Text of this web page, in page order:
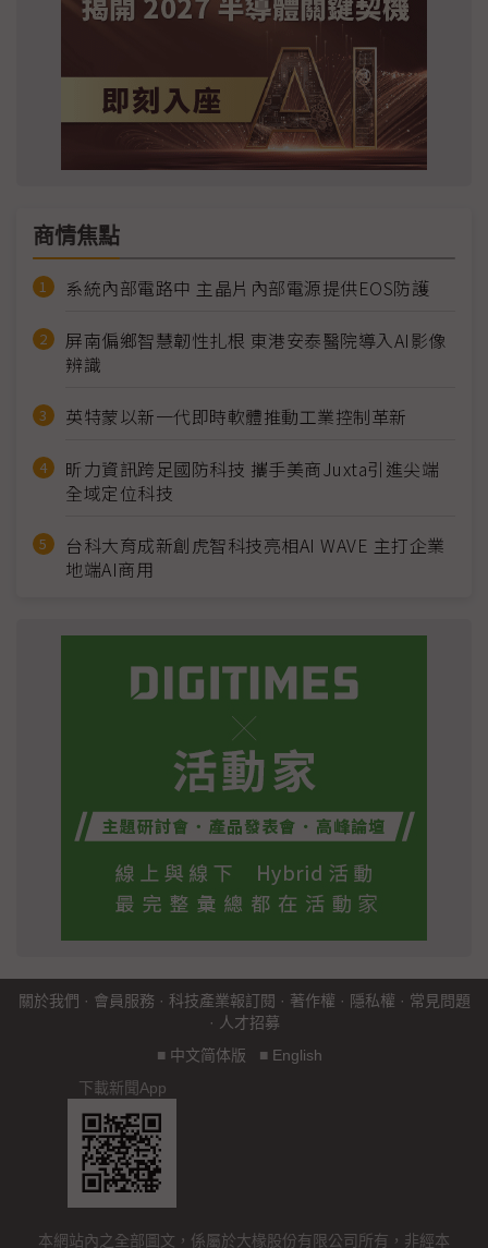
商情焦點
系統內部電路中 主晶片內部電源提供EOS防護
屏南偏鄉智慧韌性扎根 東港安泰醫院導入AI影像
辨識
英特蒙以新一代即時軟體推動工業控制革新
昕力資訊跨足國防科技 攜手美商Juxta引進尖端
全域定位科技
台科大育成新創虎智科技亮相AI WAVE 主打企業
地端AI商用
關於我們 · 會員服務 · 科技產業報訂閱 · 著作權 · 隱私權 · 常見問題
· 人才招募
■ 中文简体版 ■ English
下載新聞App
本網站內之全部圖文，係屬於大椽股份有限公司所有，非經本